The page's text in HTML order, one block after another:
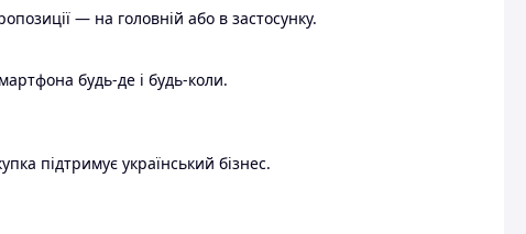
— на головній або в застосунку.
будь-де і будь-коли.
підтримує український бізнес.